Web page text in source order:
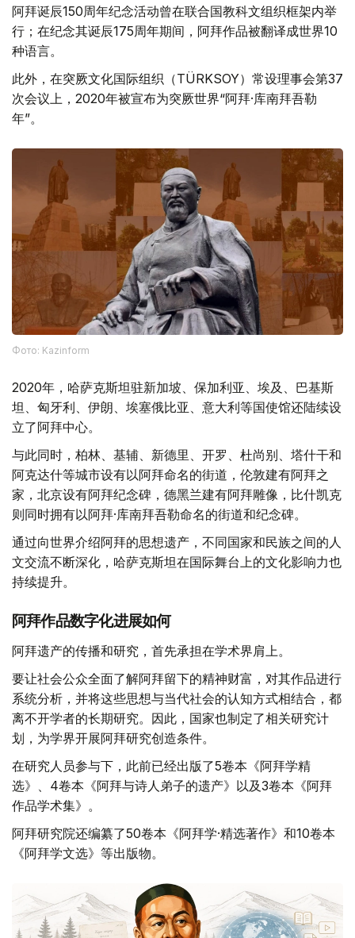
阿拜诞辰150周年纪念活动曾在联合国教科文组织框架内举
行；在纪念其诞辰175周年期间，阿拜作品被翻译成世界10
种语言。
此外，在突厥文化国际组织（TÜRKSOY）常设理事会第37
次会议上，2020年被宣布为突厥世界“阿拜·库南拜吾勒
年”。
Фото: Kazinform
2020年，哈萨克斯坦驻新加坡、保加利亚、埃及、巴基斯
坦、匈牙利、伊朗、埃塞俄比亚、意大利等国使馆还陆续设
立了阿拜中心。
与此同时，柏林、基辅、新德里、开罗、杜尚别、塔什干和
阿克达什等城市设有以阿拜命名的街道，伦敦建有阿拜之
家，北京设有阿拜纪念碑，德黑兰建有阿拜雕像，比什凯克
则同时拥有以阿拜·库南拜吾勒命名的街道和纪念碑。
通过向世界介绍阿拜的思想遗产，不同国家和民族之间的人
文交流不断深化，哈萨克斯坦在国际舞台上的文化影响力也
持续提升。
阿拜作品数字化进展如何
阿拜遗产的传播和研究，首先承担在学术界肩上。
要让社会公众全面了解阿拜留下的精神财富，对其作品进行
系统分析，并将这些思想与当代社会的认知方式相结合，都
离不开学者的长期研究。因此，国家也制定了相关研究计
划，为学界开展阿拜研究创造条件。
在研究人员参与下，此前已经出版了5卷本《阿拜学精
选》、4卷本《阿拜与诗人弟子的遗产》以及3卷本《阿拜
作品学术集》。
阿拜研究院还编纂了50卷本《阿拜学·精选著作》和10卷本
《阿拜学文选》等出版物。